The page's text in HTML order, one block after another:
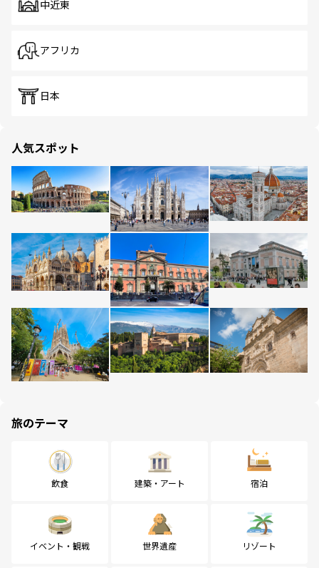
中近東
アフリカ
日本
人気スポット
旅のテーマ
飲食 建築・アート 宿泊
イベント・観戦 世界遺産 リゾート